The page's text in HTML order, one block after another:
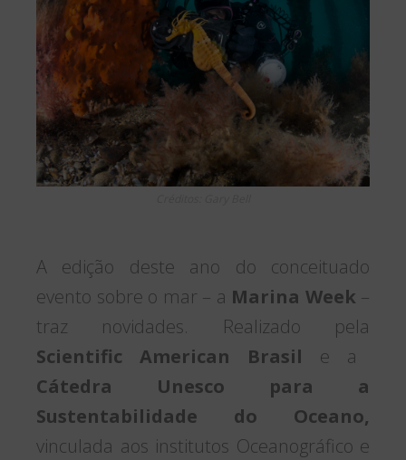
A edição deste ano do conceituado
evento sobre o mar – a Marina Week –
traz novidades. Realizado pela
Scientific American Brasil e a
Cátedra Unesco para a
Sustentabilidade do Oceano,
vinculada aos institutos Oceanográfico e